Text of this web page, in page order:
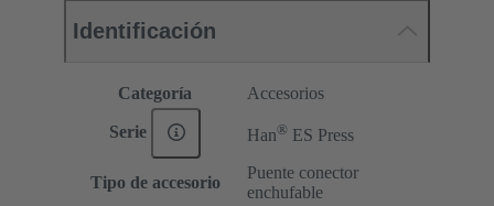
Identificación
Categoría Accesorios
Serie Han® ES Press
Tipo de accesorio
Puente conector
enchufable